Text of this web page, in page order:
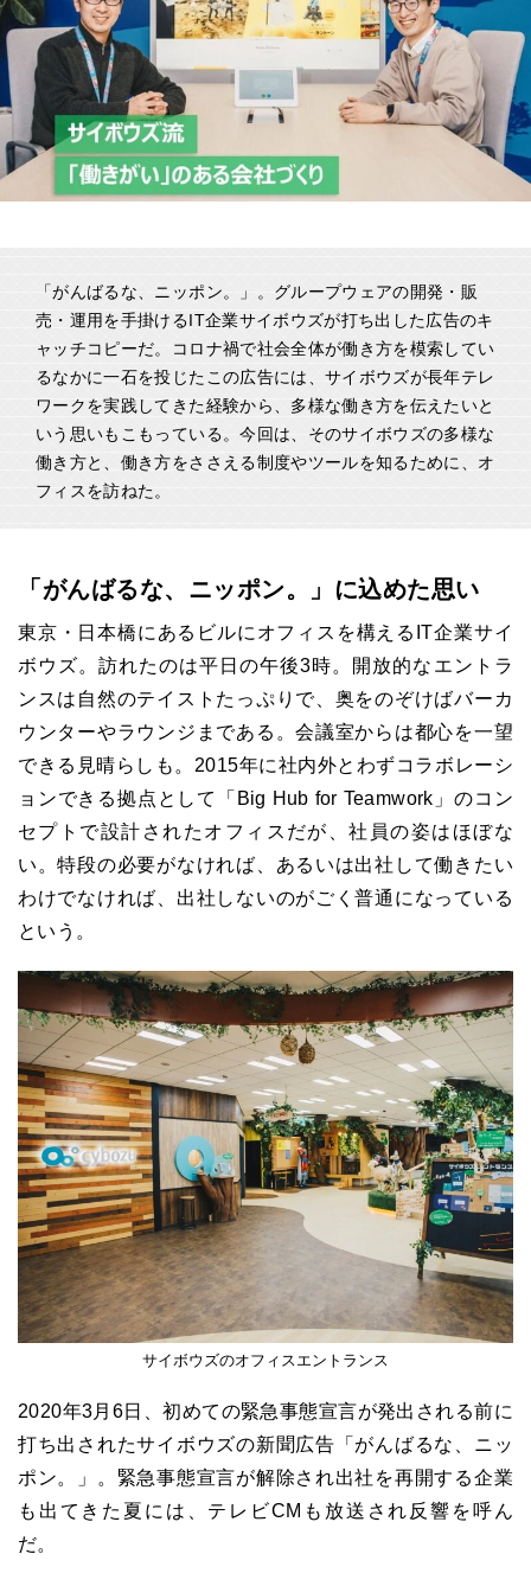
「がんばるな、ニッポン。」。グループウェアの開発・販
売・運用を手掛けるIT企業サイボウズが打ち出した広告のキ
ャッチコピーだ。コロナ禍で社会全体が働き方を模索してい
るなかに一石を投じたこの広告には、サイボウズが長年テレ
ワークを実践してきた経験から、多様な働き方を伝えたいと
いう思いもこもっている。今回は、そのサイボウズの多様な
働き方と、働き方をささえる制度やツールを知るために、オ
フィスを訪ねた。
「がんばるな、ニッポン。」に込めた思い
東京・日本橋にあるビルにオフィスを構えるIT企業サイ
ボウズ。訪れたのは平日の午後3時。開放的なエントラ
ンスは自然のテイストたっぷりで、奥をのぞけばバーカ
ウンターやラウンジまである。会議室からは都心を一望
できる見晴らしも。2015年に社内外とわずコラボレーシ
ョンできる拠点として「Big Hub for Teamwork」のコン
セプトで設計されたオフィスだが、社員の姿はほぼな
い。特段の必要がなければ、あるいは出社して働きたい
わけでなければ、出社しないのがごく普通になっている
という。
サイボウズのオフィスエントランス
2020年3月6日、初めての緊急事態宣言が発出される前に
打ち出されたサイボウズの新聞広告「がんばるな、ニッ
ポン。」。緊急事態宣言が解除され出社を再開する企業
も出てきた夏には、テレビCMも放送され反響を呼ん
だ。